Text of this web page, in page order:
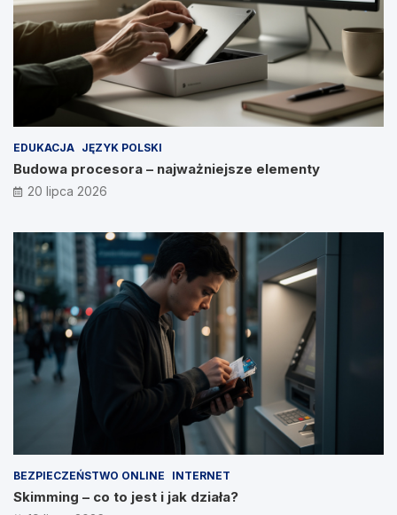
EDUKACJA JĘZYK POLSKI
Budowa procesora – najważniejsze elementy
20 lipca 2026
BEZPIECZEŃSTWO ONLINE INTERNET
Skimming – co to jest i jak działa?